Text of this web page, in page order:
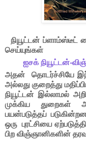
நியூட்டன் ப்ளாம்ஸ்டீட்
செய்யுங்கள்
ஐசக் நியூட்டன்-
அதன் தொடர்ச்சியே
அல்லது குறைத்து
நியூட்டன் இல்லாமல்
முக்கிய துறைகள்
பயன்படுத்தப்
ஒரு புரட்சியை
பிற விஞ்ஞானிகளின்